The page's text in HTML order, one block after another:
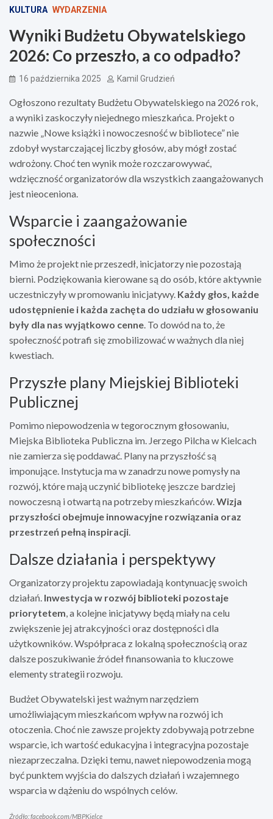
KULTURA WYDARZENIA
Wyniki Budżetu Obywatelskiego
2026: Co przeszło, a co odpadło?
16 października 2025 Kamil Grudzień
Ogłoszono rezultaty Budżetu Obywatelskiego na 2026 rok,
a wyniki zaskoczyły niejednego mieszkańca. Projekt o
nazwie „Nowe książki i nowoczesność w bibliotece” nie
zdobył wystarczającej liczby głosów, aby mógł zostać
wdrożony. Choć ten wynik może rozczarowywać,
wdzięczność organizatorów dla wszystkich zaangażowanych
jest nieoceniona.
Wsparcie i zaangażowanie
społeczności
Mimo że projekt nie przeszedł, inicjatorzy nie pozostają
bierni. Podziękowania kierowane są do osób, które aktywnie
uczestniczyły w promowaniu inicjatywy. Każdy głos, każde
udostępnienie i każda zachęta do udziału w głosowaniu
były dla nas wyjątkowo cenne . To dowód na to, że
społeczność potrafi się zmobilizować w ważnych dla niej
kwestiach.
Przyszłe plany Miejskiej Biblioteki
Publicznej
Pomimo niepowodzenia w tegorocznym głosowaniu,
Miejska Biblioteka Publiczna im. Jerzego Pilcha w Kielcach
nie zamierza się poddawać. Plany na przyszłość są
imponujące. Instytucja ma w zanadrzu nowe pomysły na
rozwój, które mają uczynić bibliotekę jeszcze bardziej
nowoczesną i otwartą na potrzeby mieszkańców. Wizja
przyszłości obejmuje innowacyjne rozwiązania oraz
przestrzeń pełną inspiracji
Dalsze działania i perspektywy
Organizatorzy projektu zapowiadają kontynuację swoich
działań. Inwestycja w rozwój biblioteki pozostaje
priorytetem , a kolejne inicjatywy będą miały na celu
zwiększenie jej atrakcyjności oraz dostępności dla
użytkowników. Współpraca z lokalną społecznością oraz
dalsze poszukiwanie źródeł finansowania to kluczowe
elementy strategii rozwoju.
Budżet Obywatelski jest ważnym narzędziem
umożliwiającym mieszkańcom wpływ na rozwój ich
otoczenia. Choć nie zawsze projekty zdobywają potrzebne
wsparcie, ich wartość edukacyjna i integracyjna pozostaje
niezaprzeczalna. Dzięki temu, nawet niepowodzenia mogą
być punktem wyjścia do dalszych działań i wzajemnego
wsparcia w dążeniu do wspólnych celów.
Źródło: facebook.com/MBPKielce